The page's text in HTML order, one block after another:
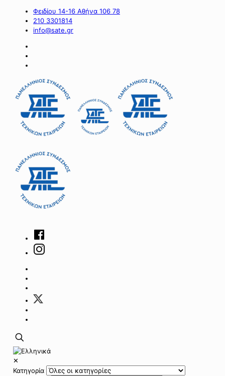
Φειδίου 14-16 Αθήνα 106 78
210 3301814
info@sate.gr
✕
Κατηγορία